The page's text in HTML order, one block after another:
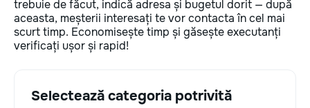
trebuie de făcut, indică adresa și bugetul dorit — după
aceasta, meșterii interesați te vor contacta în cel mai
scurt timp. Economisește timp și găsește executanți
verificați ușor și rapid!
Selectează categoria potrivită